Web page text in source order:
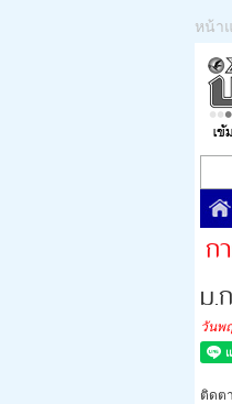
หน้า
ก
ม.
วันพ
ติดต